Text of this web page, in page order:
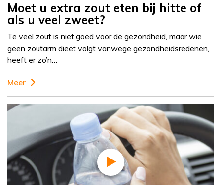
Moet u extra zout eten bij hitte of
als u veel zweet?
Te veel zout is niet goed voor de gezondheid, maar wie
geen zoutarm dieet volgt vanwege gezondheidsredenen,
heeft er zo’n…
Meer